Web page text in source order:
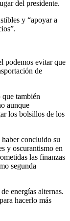
del presidente.
y “apoyar a
podemos evitar que
de
también
aunque
los bolsillos de los
concluido su
y oscurantismo en
las finanzas
segunda
energías alternas.
hacerlo más